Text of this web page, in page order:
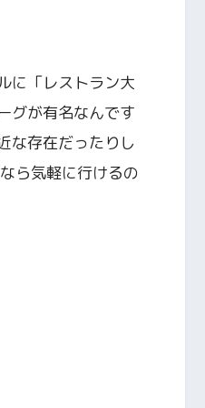
に「レストラン大
グが有名なんです
な存在だったりし
ら気軽に行けるの